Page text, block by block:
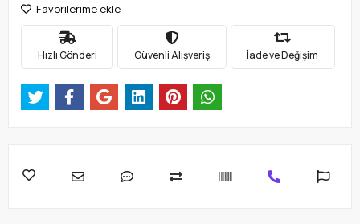
Favorilerime ekle
Hızlı Gönderi Güvenli Alışveriş İade ve Değişim